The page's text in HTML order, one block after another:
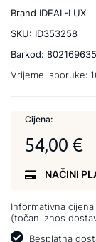
Brand IDEAL-LUX
SKU: ID353258
Barkod:
Vrijeme isporuke:
Cijena:
54,00 €
NAČINI
Informativna
(točan iznos
Besplatna